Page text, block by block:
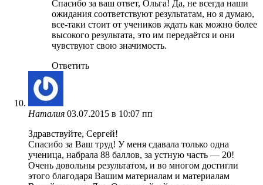
Спасибо за ваш ответ, Ольга! Да, не всегда наши
ожидания соответствуют результатам, но я думаю,
все-таки стоит от учеников ждать как можно более
высокого результата, это им передаётся и они
чувствуют свою значимость.
Ответить
Наталия 03.07.2015 в 10:07 пп
Здравствуйте, Сергей!
Спасибо за Ваш труд! У меня сдавала только одна
ученица, набрала 88 баллов, за устную часть — 20!
Очень довольны результатом, и во многом достигли
этого благодаря Вашим материалам и материалам